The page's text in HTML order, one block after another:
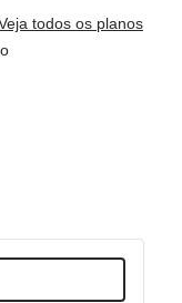
todos os planos